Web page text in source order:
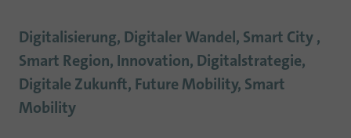
Digitalisierung, Digitaler Wandel, Smart City ,
Smart Region, Innovation, Digitalstrategie,
Digitale Zukunft, Future Mobility, Smart
Mobility